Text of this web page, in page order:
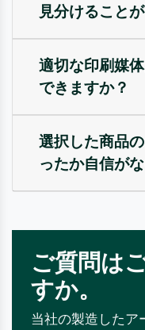
見分けること
適切な印刷媒
できますか？
選択した商品
ったか自信が
ご質問は
すか。
当社の製造したア